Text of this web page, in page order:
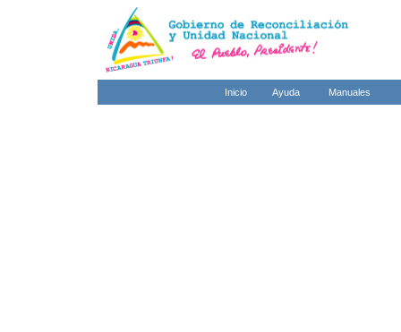
Inicio Ayuda Manuales